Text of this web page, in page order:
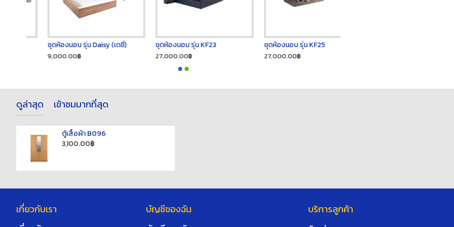
ชุดห้องนอน รุ่น Daisy (เดซี่)
9,000.00฿
ชุดห้องนอน รุ่น KF23
27,000.00฿
ชุดห้องนอน รุ่น KF25
27,000.00฿
ดูล่าสุด เข้าชมมากที่สุด
ตู้เสื้อผ้า B096
3,100.00฿
เกี่ยวกับเรา
บัญชีของฉัน
บริการลูกค้า